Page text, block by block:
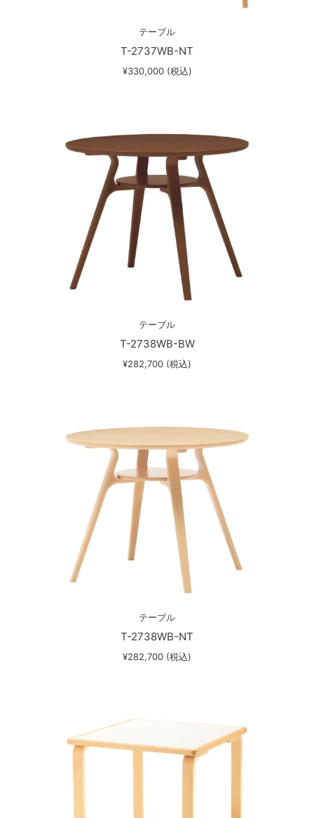
テーブル
T-2737WB-NT
¥330,000 (税込)
テーブル
T-2738WB-BW
¥282,700 (税込)
テーブル
T-2738WB-NT
¥282,700 (税込)